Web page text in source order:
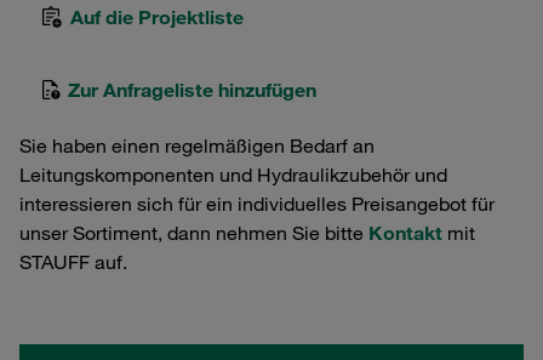
Auf die Projektliste
Zur Anfrageliste hinzufügen
Sie haben einen regelmäßigen Bedarf an
Leitungskomponenten und Hydraulikzubehör und
interessieren sich für ein individuelles Preisangebot für
unser Sortiment, dann nehmen Sie bitte Kontakt mit
STAUFF auf.